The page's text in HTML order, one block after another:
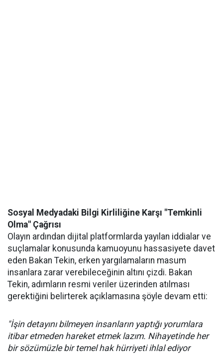
Sosyal Medyadaki Bilgi Kirliliğine Karşı "Temkinli
Olma" Çağrısı
Olayın ardından dijital platformlarda yayılan iddialar ve
suçlamalar konusunda kamuoyunu hassasiyete davet
eden Bakan Tekin, erken yargılamaların masum
insanlara zarar verebileceğinin altını çizdi. Bakan
Tekin, adımların resmi veriler üzerinden atılması
gerektiğini belirterek açıklamasına şöyle devam etti:
"İşin detayını bilmeyen insanların yaptığı yorumlara
itibar etmeden hareket etmek lazım. Nihayetinde her
bir sözümüzle bir temel hak hürriyeti ihlal ediyor